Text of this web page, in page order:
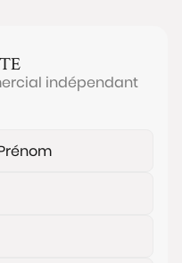
indépendant